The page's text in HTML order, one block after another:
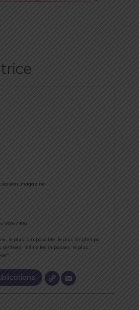
18867396
le plus loin possible, le plus longtemps
même les impasses, le plus